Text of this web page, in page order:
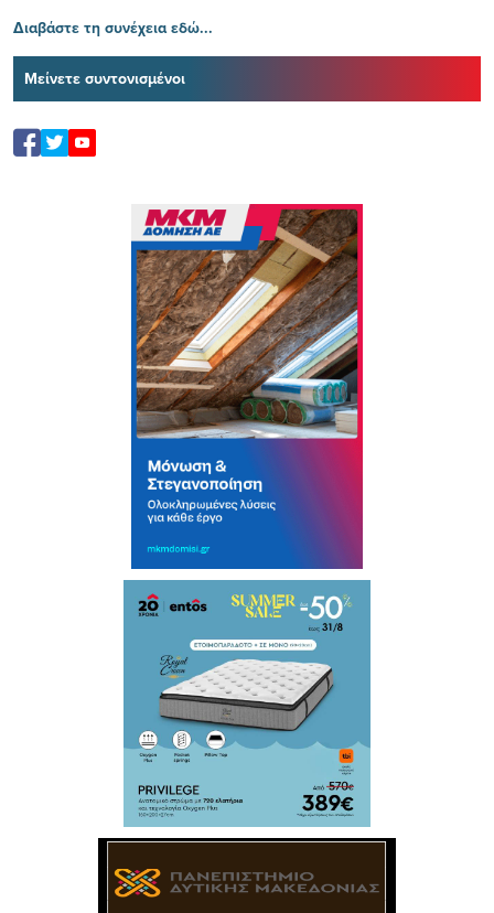
Διαβάστε τη συνέχεια εδώ...
Μείνετε συντονισμένοι